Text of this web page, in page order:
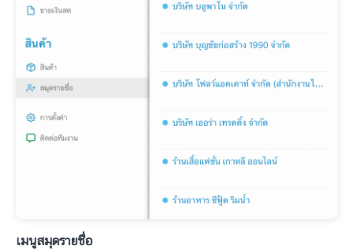
เมนูสมุดรายชื่อ